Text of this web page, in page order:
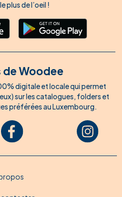
plus de l’oeil !
Woodee
digitale et locale qui permet
sur les catalogues, folders et
préférées au Luxembourg.